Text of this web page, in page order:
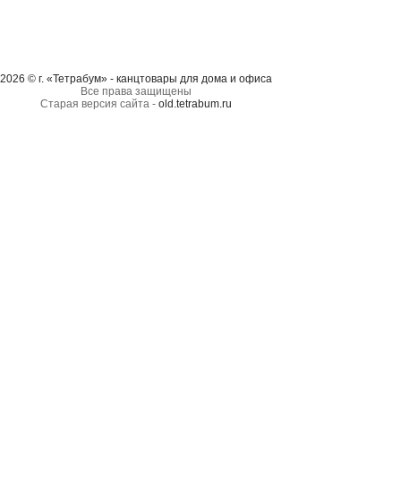
2026 © г. «Тетрабум» - канцтовары для дома и офиса
Все права защищены
Старая версия сайта - old.tetrabum.ru